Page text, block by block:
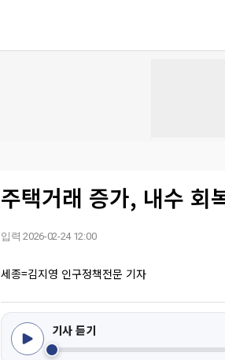
주택거래 증가, 내수 회
입력 2026-02-24 12:00
세종=김지영 인구정책전문 기자
기사 듣기